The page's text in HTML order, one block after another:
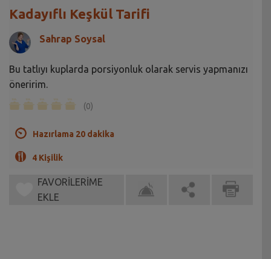
Kadayıflı Keşkül Tarifi
Sahrap Soysal
Bu tatlıyı kuplarda porsiyonluk olarak servis yapmanızı
öneririm.
(0)
Hazırlama 20 dakika
4 Kişilik
FAVORİLERİME
EKLE